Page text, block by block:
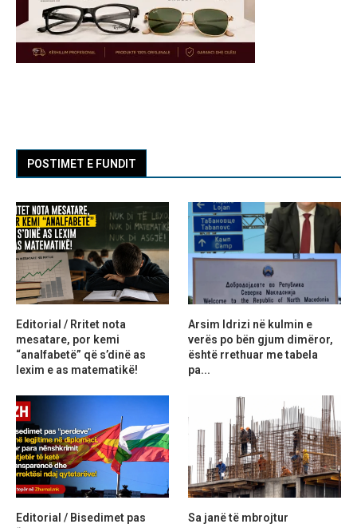
POSTIMET E FUNDIT
Editorial / Rritet nota
mesatare, por kemi
“analfabetë” që s’dinë as
lexim e as matematikë!
Arsim Idrizi në kulmin e
verës po bën gjum dimëror,
është rrethuar me tabela
pa...
Editorial / Bisedimet pas
Sa janë të mbrojtur